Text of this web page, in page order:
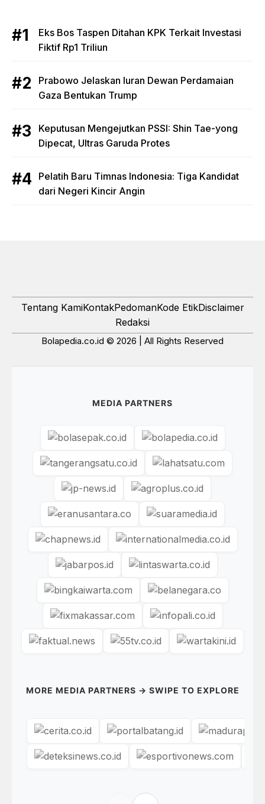
Eks Bos Taspen Ditahan KPK Terkait Investasi
Fiktif Rp1 Triliun
Prabowo Jelaskan Iuran Dewan Perdamaian
Gaza Bentukan Trump
Keputusan Mengejutkan PSSI: Shin Tae-yong
Dipecat, Ultras Garuda Protes
Pelatih Baru Timnas Indonesia: Tiga Kandidat
dari Negeri Kincir Angin
Tentang KamiKontakPedomanKode EtikDisclaimer
Redaksi
Bolapedia.co.id © 2026 | All Rights Reserved
MEDIA PARTNERS
MORE MEDIA PARTNERS → SWIPE TO EXPLORE